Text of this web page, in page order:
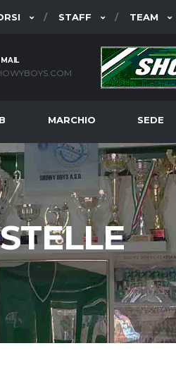
STAFF TEAM
MARCHIO SEDE
STELLE